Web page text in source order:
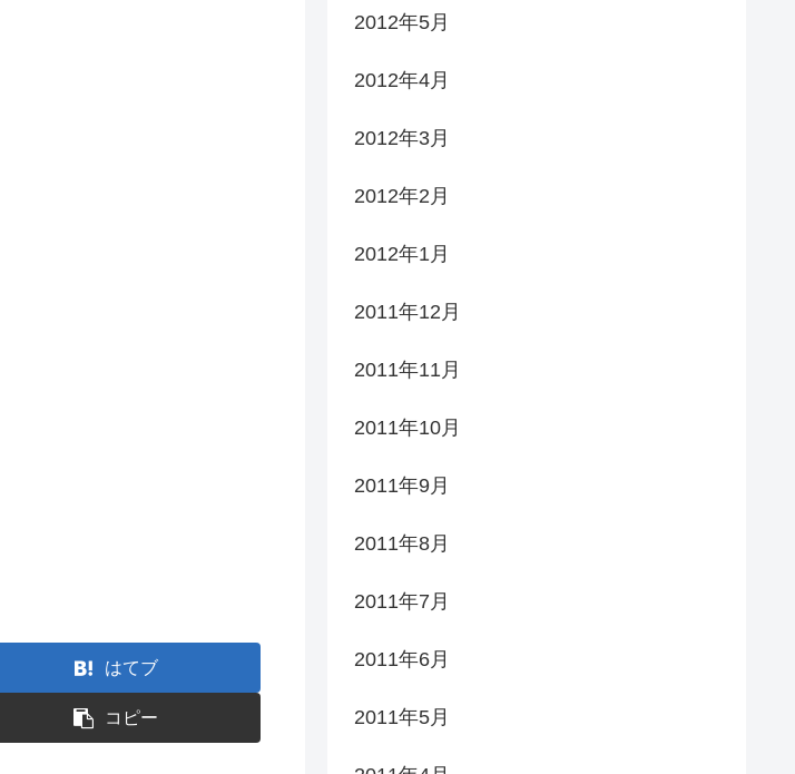
はてブ
コピー
2012年5月
2012年4月
2012年3月
2012年2月
2012年1月
2011年12月
2011年11月
2011年10月
2011年9月
2011年8月
2011年7月
2011年6月
2011年5月